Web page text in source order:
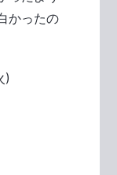
かったの
)